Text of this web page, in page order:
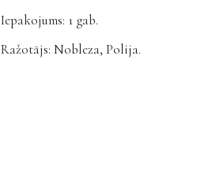
Iepakojums: 1 gab.
Ražotājs: Nobleza, Polija.